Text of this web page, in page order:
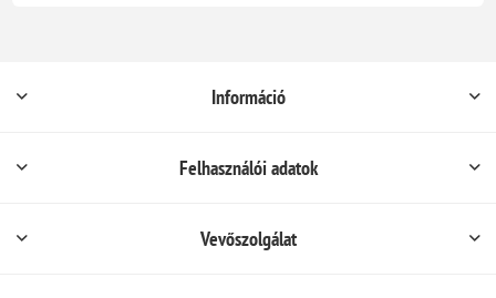
Információ
Felhasználói adatok
Vevőszolgálat